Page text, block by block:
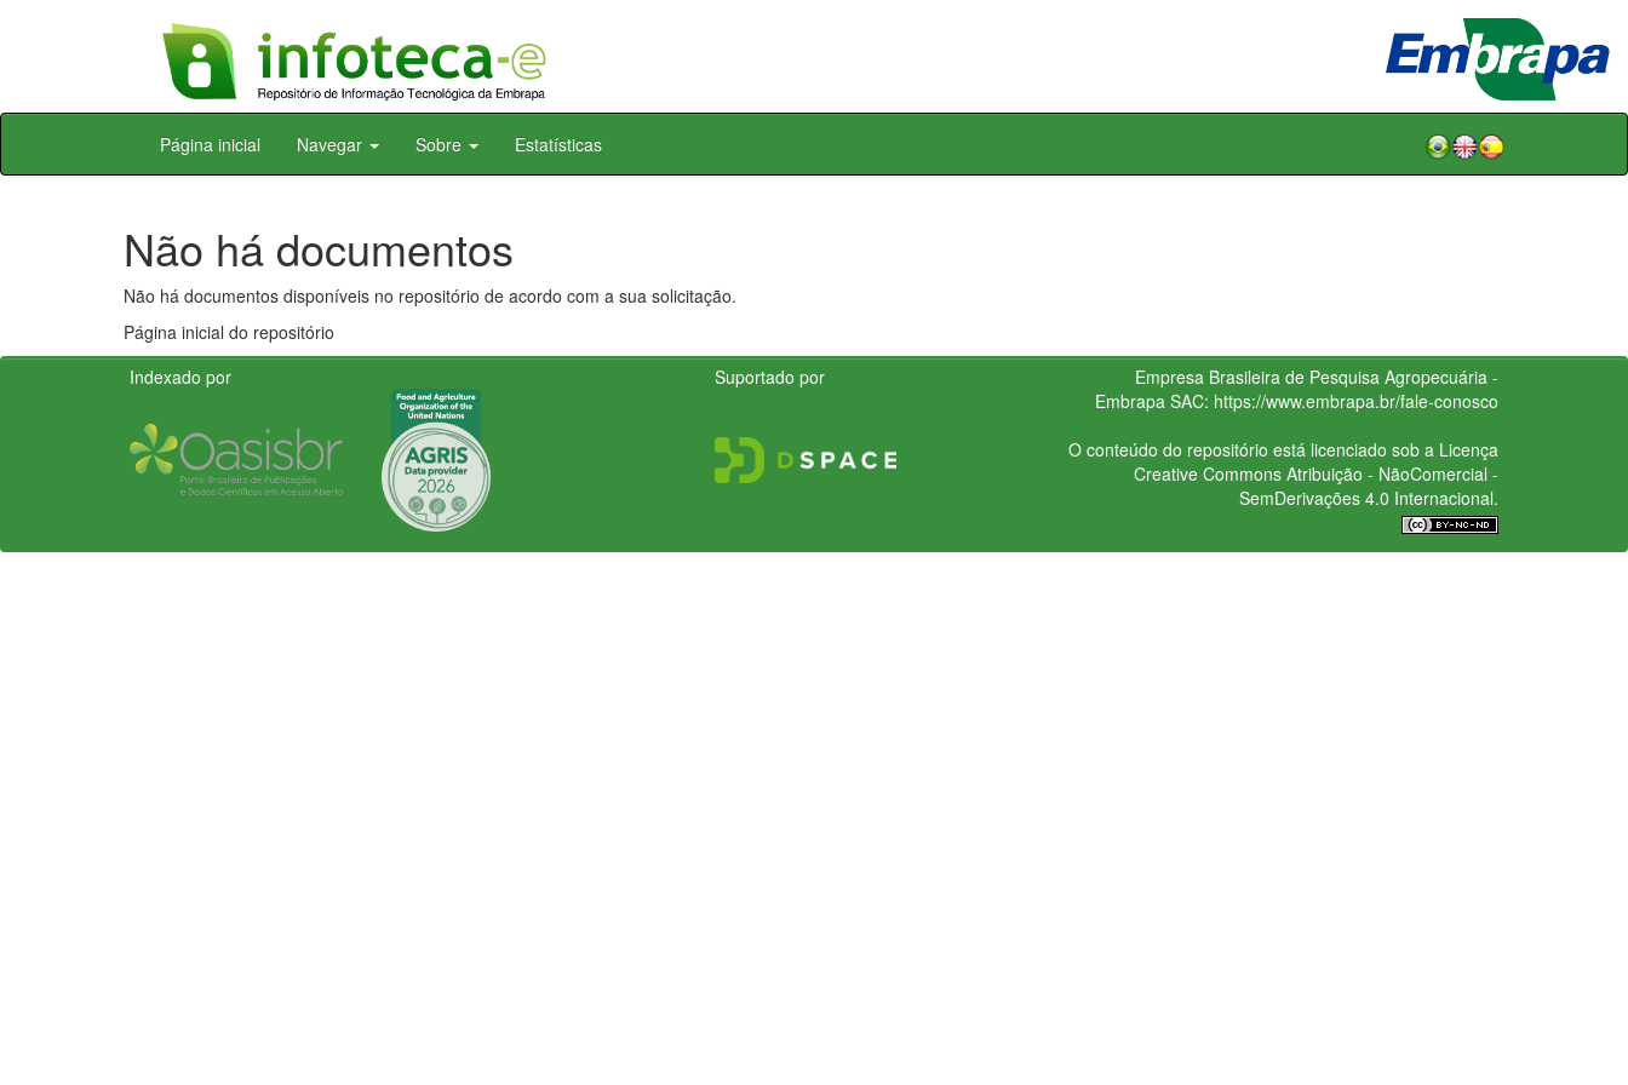
Skip
Página inicial Navegar Sobre Estatísticas
Não há documentos
Não há documentos disponíveis no repositório de acordo com a sua solicitação.
Página inicial do repositório
Indexado por
Suportado por
Empresa Brasileira de Pesquisa Agropecuária -
Embrapa SAC: https://www.embrapa.br/fale-conosco
O conteúdo do repositório está licenciado sob a Licença
Creative CommonsAtribuição - NãoComercial -
SemDerivações 4.0 Internacional.